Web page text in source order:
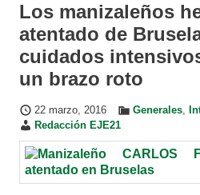
Los manizaleños
atentado de
cuidados
un brazo roto
22 marzo, 2016 Generales,
Redacción EJE21